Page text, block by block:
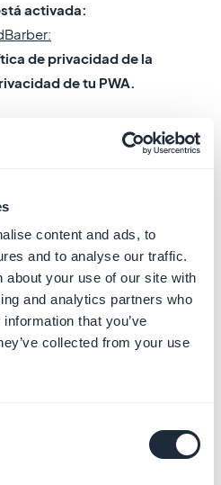
content and ads, to
and to analyse our traffic.
about your use of our site with
and analytics partners who
that you’ve
collected from your use
activada:
de privacidad de la
de tu PWA.
está activada:
fuera de GoodBarber:
de política de privacidad
como tal en la URL y
de privacidad de tu
privacidad
PWA y no tienes un sitio
política de